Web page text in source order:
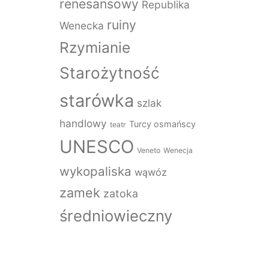
renesansowy Republika
Wenecka ruiny
Rzymianie
Starożytność
starówka szlak
handlowy teatr Turcy osmańscy
UNESCO Veneto Wenecja
wykopaliska wąwóz
zamek zatoka
średniowieczny